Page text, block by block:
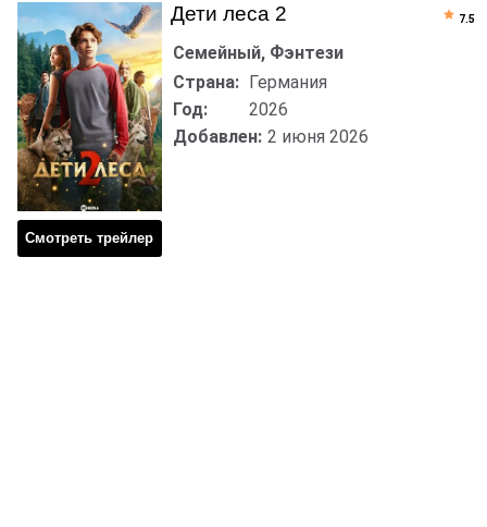
Дети леса 2
Смотреть трейлер
Семейный, Фэнтези
Страна: Германия
Год:
2026
Добавлен: 2 июня 2026
7.5